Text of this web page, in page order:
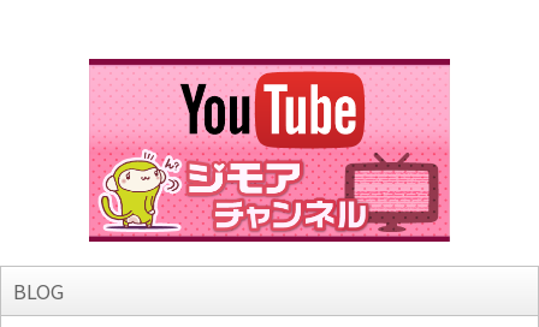
BLOG